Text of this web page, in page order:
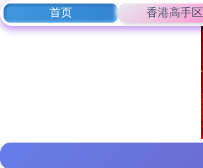
首页 香港高手区